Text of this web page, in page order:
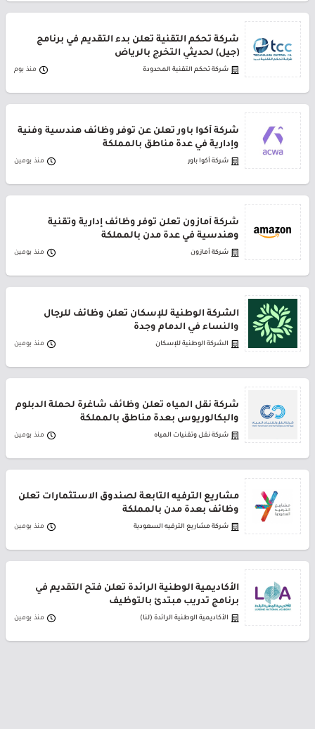
شركة تحكم التقنية تعلن بدء التقديم في برنامج
(جيل) لحديثي التخرج بالرياض
شركة تحكم التقنية المحدودة منذ يوم
شركة أكوا باور تعلن عن توفر وظائف هندسية وفنية
وإدارية في عدة مناطق بالمملكة
شركة أكوا باور منذ يومين
شركة أمازون تعلن توفر وظائف إدارية وتقنية
وهندسية في عدة مدن بالمملكة
شركة أمازون منذ يومين
الشركة الوطنية للإسكان تعلن وظائف للرجال
والنساء في الدمام وجدة
الشركة الوطنية للإسكان منذ يومين
شركة نقل المياه تعلن وظائف شاغرة لحملة الدبلوم
والبكالوريوس بعدة مناطق بالمملكة
شركة نقل وتقنيات المياه منذ يومين
مشاريع الترفيه التابعة لصندوق الاستثمارات تعلن
وظائف بعدة مدن بالمملكة
شركة مشاريع الترفيه السعودية منذ يومين
الأكاديمية الوطنية الرائدة تعلن فتح التقديم في
برنامج تدريب مبتدئ بالتوظيف
الأكاديمية الوطنية الرائدة (لنا) منذ يومين